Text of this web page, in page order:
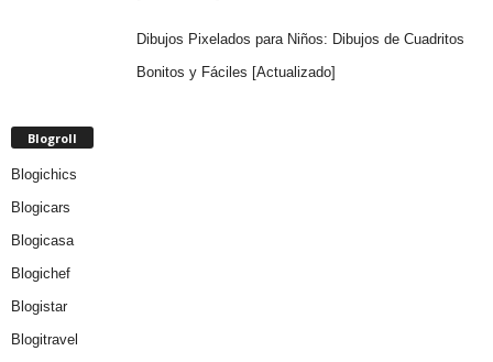
Dibujos Pixelados para Niños: Dibujos de Cuadritos
Bonitos y Fáciles [Actualizado]
Blogroll
Blogichics
Blogicars
Blogicasa
Blogichef
Blogistar
Blogitravel